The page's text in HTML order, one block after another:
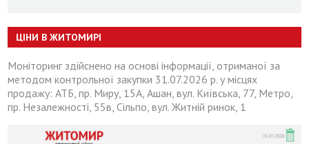
ЦІНИ В ЖИТОМИРІ
Моніторинг здійснено на основі інформації, отриманої за
методом контрольної закупки 31.07.2026 р. у місцях
продажу: АТБ, пр. Миру, 15А, Ашан, вул. Київська, 77, Метро,
пр. Незалежності, 55в, Сільпо, вул. Житній ринок, 1